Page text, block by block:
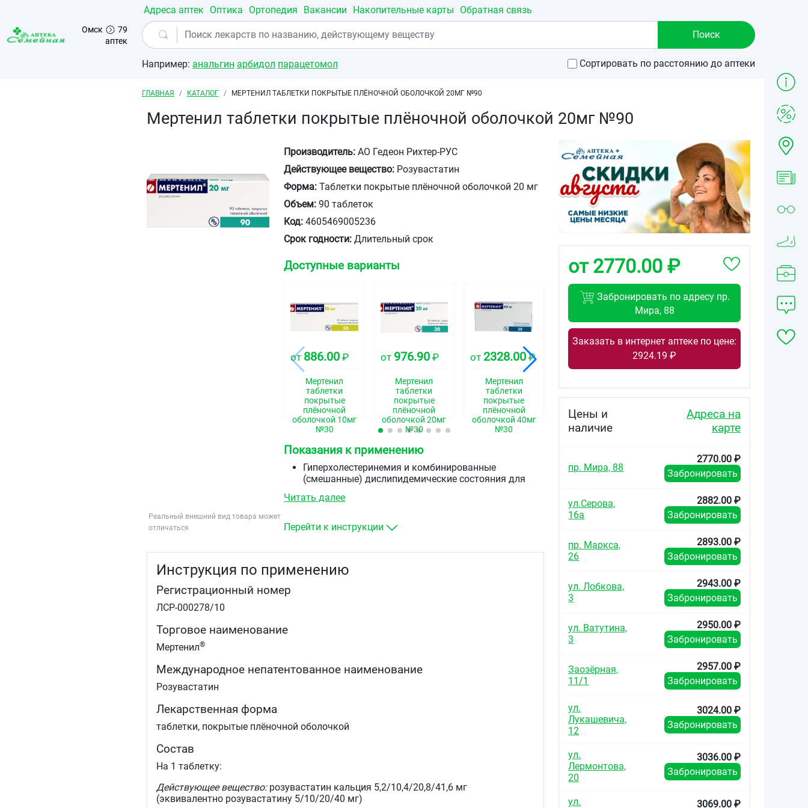
Перейти к основному содержанию
Омск
79
аптек
Адреса аптек Оптика Ортопедия Вакансии Накопительные карты Обратная связь
Например: анальгин арбидол парацетомол Сортировать по расстоянию до аптеки
Строка навигации
ГЛАВНАЯ КАТАЛОГ МЕРТЕНИЛ ТАБЛЕТКИ ПОКРЫТЫЕ ПЛЁНОЧНОЙ ОБОЛОЧКОЙ 20МГ №90
Мертенил таблетки покрытые плёночной оболочкой 20мг №90
Реальный внешний вид товара может
отличаться
Производитель: АО Гедеон Рихтер-РУС
Действующее вещество: Розувастатин
Форма: Таблетки покрытые плёночной оболочкой 20 мг
Объем: 90 таблеток
Код: 4605469005236
Срок годности: Длительный срок
Доступные варианты
от 886.00 ₽
Мертенил
таблетки
покрытые
плёночной
оболочкой 10мг
№30
от 976.90₽
Мертенил
таблетки
покрытые
плёночной
оболочкой 20мг
№30
от 2328.00 ₽
Мертенил
таблетки
покрытые
плёночной
оболочкой 40мг
№30
таблетки
покрытые
плёночной
оболочкой 40мг
№30
от542.00
таблетки
покрытые
плёночной
оболочкой 5мг
Показания к применению
Гиперхолестеринемия и комбинированные
(смешанные) дислипидемические состояния для
холестерина, холестерина липопротеинов низкой
триглицеридов в сыворотке крови в качестве
недостаточными.
качестве дополнения к диете у пациентов, которым
смерти, инсульта, инфаркта, нестабильной
50&nbspлет для мужчин и старше 60&nbspлет для
женщин, повышенная концентрация С-реактивного
Читать далее
Перейти к инструкции
Инструкция по применению
Регистрационный номер
ЛСР-000278/10
Торговое наименование
Мертенил®
Международное непатентованное наименование
Розувастатин
Лекарственная форма
таблетки, покрытые плёночной оболочкой
Состав
На 1 таблетку:
Действующее вещество:розувастатин кальция 5,2/10,4/20,8/41,6 мг
(эквивалентно розувастатину 5/10/20/40 мг)
от 2770.00 ₽
Забронировать по адресу пр.
Мира, 88
Заказать в интернет аптеке по цене:
2924.19 ₽
Цены и
наличие
Адреса на
карте
пр. Мира, 88
2770.00 ₽
Забронировать
ул.Серова,
16а
2882.00 ₽
Забронировать
пр. Маркса,
26
2893.00 ₽
Забронировать
ул. Лобкова,
3
2943.00 ₽
Забронировать
ул. Ватутина,
3
2950.00 ₽
Забронировать
Заозёрная,
11/1
2957.00 ₽
Забронировать
ул.
Лукашевича,
12
3024.00 ₽
Забронировать
ул.
Лермонтова,
20
3036.00 ₽
Забронировать
ул.
3069.00 ₽